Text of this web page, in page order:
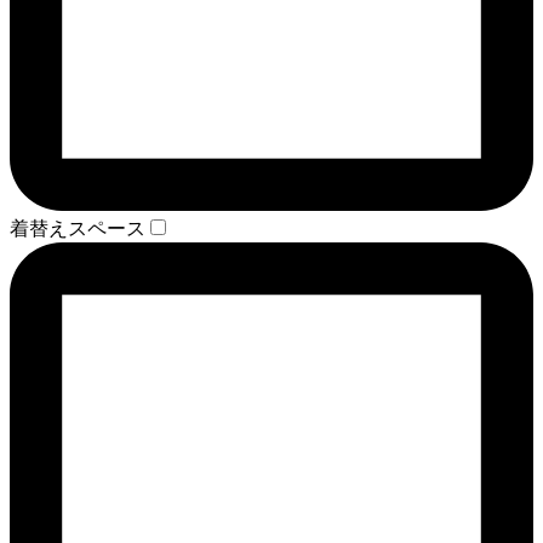
着替えスペース